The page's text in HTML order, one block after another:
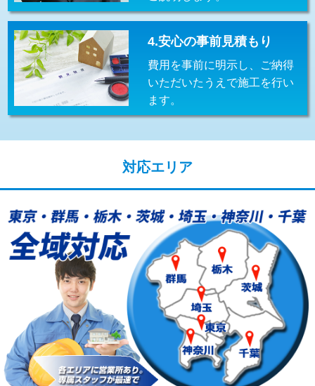
持込商品取付（浄水器・分岐水栓） 16,500円
給水管工事※（ホール加工) 16,500円
給水管工事※（バンド止め) 3,300円
給水管工事※（支持金具設置)
業)
給水管工事※（塩ビ管（VP・HI）使
用/3ｍまで)
33,000円
給水管工事※（塩ビ管（VP・HI）使
用（追加）/3ｍ超え)
+8,800円
給水管工事※（ライニング鋼管・銅
管・ポリ管・HT管使用/3ｍまで)
44,000円
給水管工事※（ライニング鋼管・銅
管・ポリ管・HT管使用/3ｍ超え)
+8,800円
4.安心の事前見積もり
費用を事前に明示し、ご納得
いただいたうえで施工を行い
ます。
対応エリア